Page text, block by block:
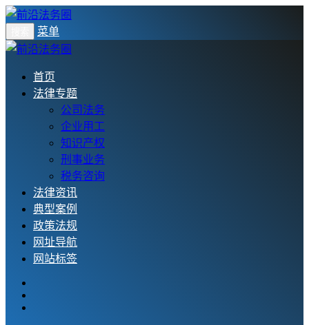
菜单
首页
法律专题
公司法务
企业用工
知识产权
刑事业务
税务咨询
法律资讯
典型案例
政策法规
网址导航
网站标签